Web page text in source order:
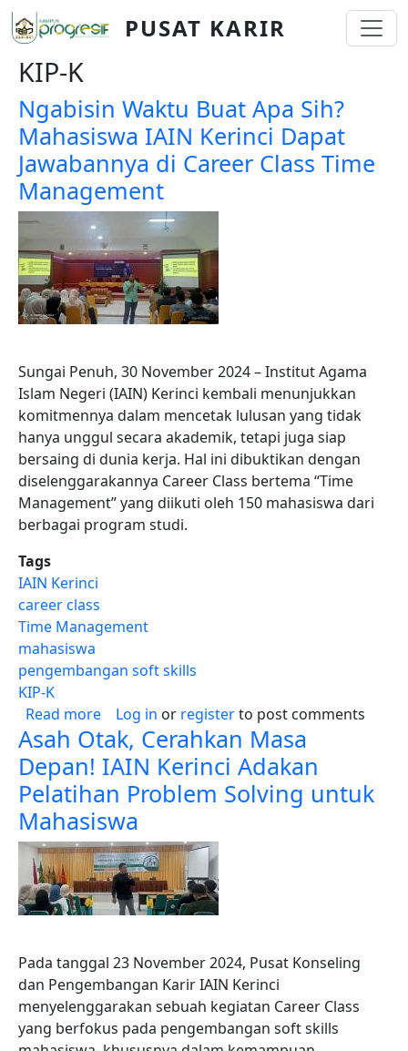
Skip to main content
PUSAT KARIR
KIP-K
Ngabisin Waktu Buat Apa Sih?
Mahasiswa IAIN Kerinci Dapat
Jawabannya di Career Class Time
Management
Sungai Penuh, 30 November 2024 – Institut Agama
Islam Negeri (IAIN) Kerinci kembali menunjukkan
komitmennya dalam mencetak lulusan yang tidak
hanya unggul secara akademik, tetapi juga siap
bersaing di dunia kerja. Hal ini dibuktikan dengan
diselenggarakannya Career Class bertema “Time
Management” yang diikuti oleh 150 mahasiswa dari
berbagai program studi.
Tags
IAIN Kerinci
career class
Time Management
mahasiswa
pengembangan soft skills
KIP-K
Read moreabout Ngabisin Waktu Buat Apa Sih?
Log in or registerto post comments
Asah Otak, Cerahkan Masa
Depan! IAIN Kerinci Adakan
Pelatihan Problem Solving untuk
Mahasiswa
Pada tanggal 23 November 2024, Pusat Konseling
dan Pengembangan Karir IAIN Kerinci
menyelenggarakan sebuah kegiatan Career Class
yang berfokus pada pengembangan soft skills